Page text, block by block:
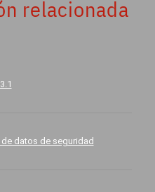
relacionada
de datos de seguridad